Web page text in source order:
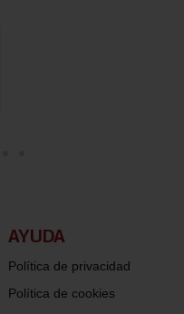
AYUDA
Política de privacidad
Política de cookies